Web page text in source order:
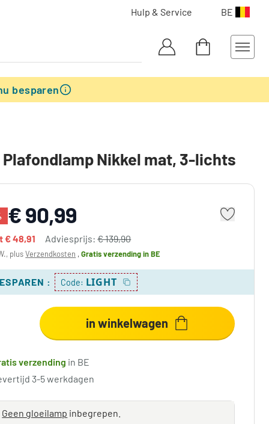
Hulp & Service BE
besparen
Plafondlamp Nikkel mat, 3-lichts
€ 90,99
€ 48,91 Adviesprijs:€ 139,90
plusVerzendkosten ,Gratis verzendingin BE
: Code: LIGHT
in winkelwagen
verzending in BE
3-5 werkdagen
Geen gloeilamp inbegrepen.